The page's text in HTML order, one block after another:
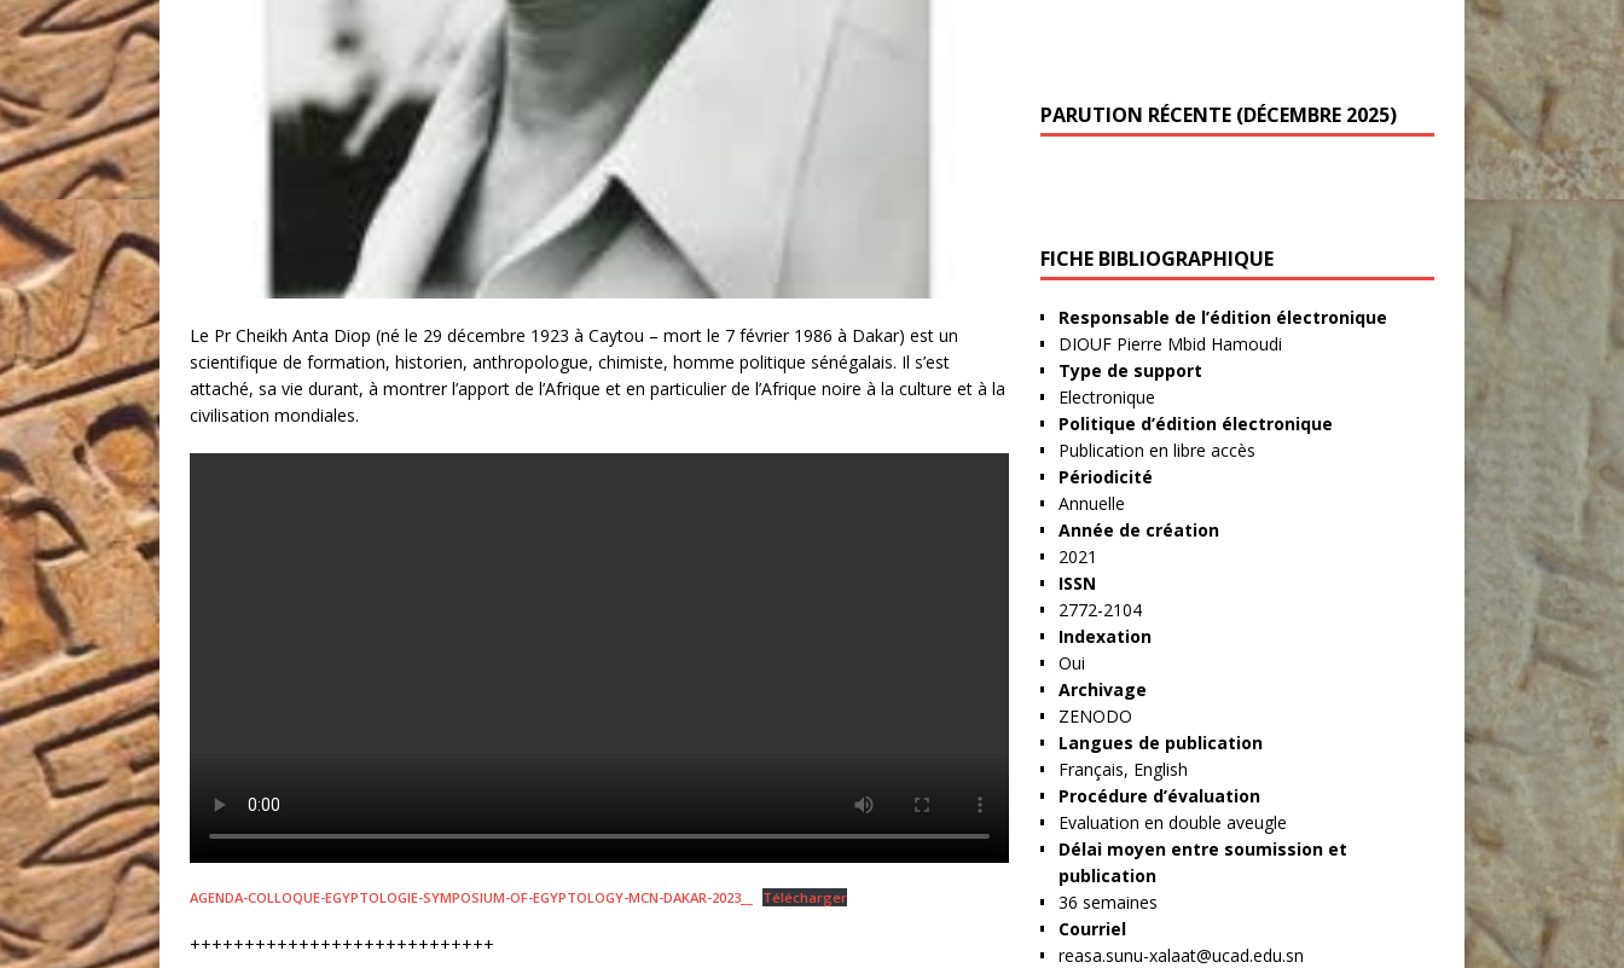
Le Pr Cheikh Anta Diop (né le 29 décembre 1923 à Caytou – mort le 7 février 1986 à Dakar) est un
scientifique de formation, historien, anthropologue, chimiste, homme politique sénégalais. Il s’est
attaché, sa vie durant, à montrer l’apport de l’Afrique et en particulier de l’Afrique noire à la culture et à la
civilisation mondiales.
AGENDA-COLLOQUE-EGYPTOLOGIE-SYMPOSIUM-OF-EGYPTOLOGY-MCN-DAKAR-2023__ Télécharger
++++++++++++++++++++++++++++
PARUTION RÉCENTE (DÉCEMBRE 2025)
FICHE BIBLIOGRAPHIQUE
Responsable de l’édition électronique
DIOUF Pierre Mbid Hamoudi
Type de support
Electronique
Politique d’édition électronique
Publication en libre accès
Périodicité
Annuelle
Année de création
2021
ISSN
2772-2104
Indexation
Oui
Archivage
ZENODO
Langues de publication
Français, English
Procédure d’évaluation
Evaluation en double aveugle
Délai moyen entre soumission et
publication
36 semaines
Courriel
reasa.sunu-xalaat@ucad.edu.sn